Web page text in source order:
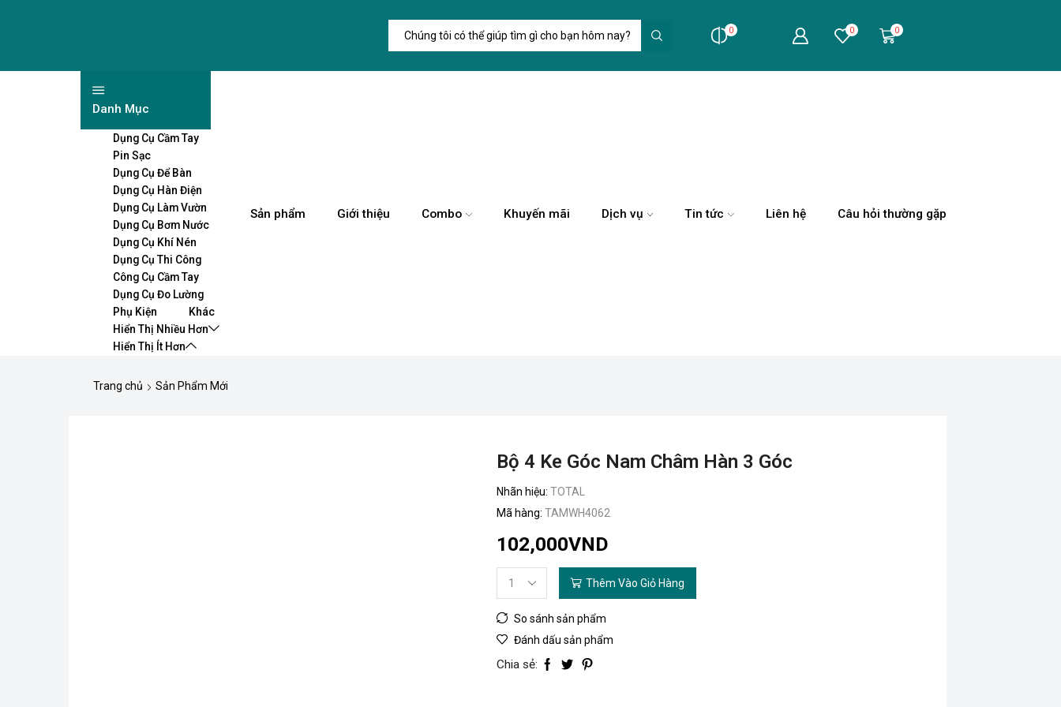
Trường
kiếm
0 0 0
Danh Mục
Dụng Cụ Cầm Tay
Pin Sạc
Dụng Cụ Để Bàn
Dụng Cụ Hàn Điện
Dụng Cụ Làm Vườn
Dụng Cụ Bơm Nước
Dụng Cụ Khí Nén
Dụng Cụ Thi Công
Công Cụ Cầm Tay
Dụng Cụ Đo Lường
Phụ Kiện
Khác
Hiển Thị Nhiều Hơn
Hiển Thị Ít Hơn
Sản phẩm Giới thiệu Combo Khuyến mãi Dịch vụ Tin tức Liên hệ Câu hỏi thường gặp
Trang chủ Sản Phẩm Mới
Bộ 4 Ke Góc Nam Châm Hàn 3 Góc
Nhãn hiệu: TOTAL
Mã hàng: TAMWH4062
102,000VND
Bộ
ke
góc
châm
Thêm Vào Giỏ Hàng
So sánh sản phẩm
Đánh dấu sản phẩm
Chia sẻ: